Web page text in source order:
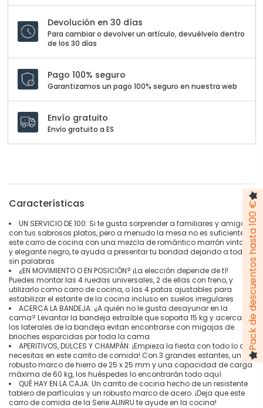
Devolución en 30 días
Para cambiar o devolver un artículo, devuélvelo dentro
de los 30 días
Pago 100% seguro
Garantizamos un pago 100% seguro en nuestra web
Envío gratuito
Envío gratuito a ES
Características
UN SERVICIO DE 100: Si te gusta sorprender a familiares y amigos
con tus sabrosos platos, pero a menudo la mesa no es suficiente,
este carro de cocina con una mezcla de romántico marrón vintage
y elegante negro, te ayuda a presentar tu bondad dejando a todos
sin palabras
¿EN MOVIMIENTO O EN POSICIÓN? ¡La elección depende de tí!
Puedes montar las 4 ruedas universales, 2 de ellas con freno, y
utilizarlo como carro de cocina, o las 4 patas ajustables para
estabilizar el estante de la cocina incluso en suelos irregulares
ACERCA LA BANDEJA: ¿A quién no le gusta desayunar en la
cama? Levantar la bandeja extraíble que soporta 15 kg y acercarla;
los laterales de la bandeja evitan encontrarse con migajas de
brioches esparcidas por toda la cama
APERITIVOS, DULCES Y CHAMPÁN: ¡Empieza la fiesta con todo lo que
necesitas en este carrito de comida! Con 3 grandes estantes, un
robusto marco de hierro de 25 x 25 mm y una capacidad de carga
máxima de 60 kg, los huéspedes lo encontrarán todo aquí
QUÉ HAY EN LA CAJA: Un carrito de cocina hecho de un resistente
tablero de partículas y un robusto marco de acero. ¡Deja que este
carro de comida de la Serie ALINRU te ayude en la cocina!
Pack de descuentos hasta 100 €